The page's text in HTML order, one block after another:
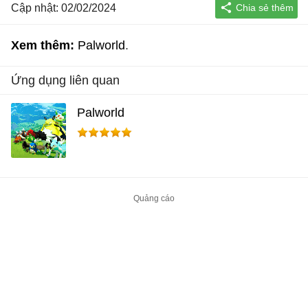
Cập nhật: 02/02/2024
Xem thêm: Palworld
Ứng dụng liên quan
Palworld